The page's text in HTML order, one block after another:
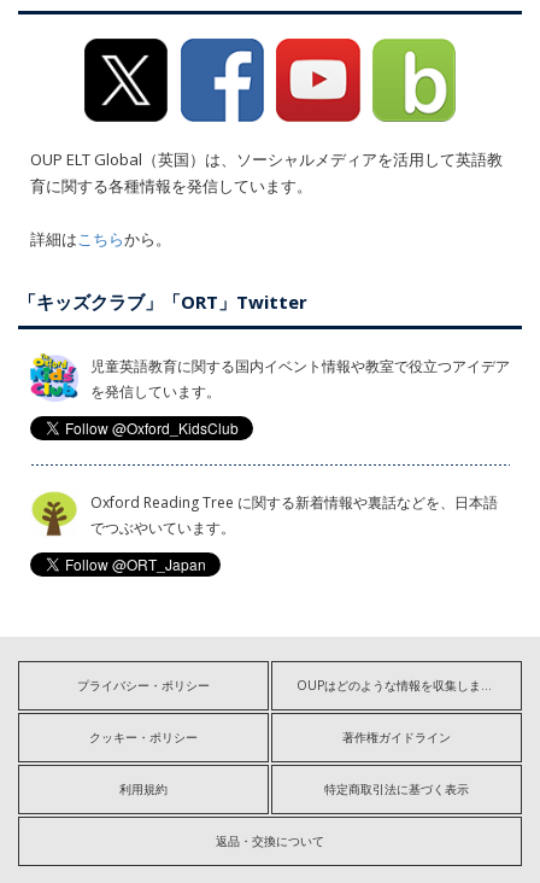
OUP ELT Global（英国）は、ソーシャルメディアを活用して英語教
育に関する各種情報を発信しています。
詳細はこちらから。
「キッズクラブ」「ORT」Twitter
児童英語教育に関する国内イベント情報や教室で役立つアイデア
を発信しています。
Oxford Reading Tree に関する新着情報や裏話などを、日本語
でつぶやいています。
プライバシー・ポリシー OUPはどのような情報を収集しますか?
クッキー・ポリシー 著作権ガイドライン
利用規約 特定商取引法に基づく表示
返品・交換について